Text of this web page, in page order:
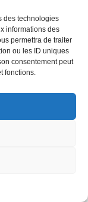
des technologies
informations des
permettra de traiter
ou les ID uniques
consentement peut
fonctions.
et
à
24h